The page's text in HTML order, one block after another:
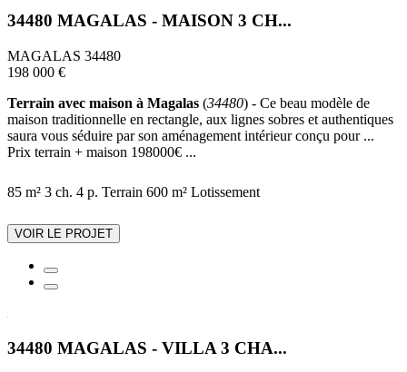
34480 MAGALAS - MAISON 3 CH...
MAGALAS 34480
198 000 €
Terrain avec maison à Magalas (34480) - Ce beau modèle de
maison traditionnelle en rectangle, aux lignes sobres et authentiques
saura vous séduire par son aménagement intérieur conçu pour ...
Prix terrain + maison 198000€ ...
85 m² 3 ch. 4 p. Terrain 600 m² Lotissement
VOIR LE PROJET
34480 MAGALAS - VILLA 3 CHA...